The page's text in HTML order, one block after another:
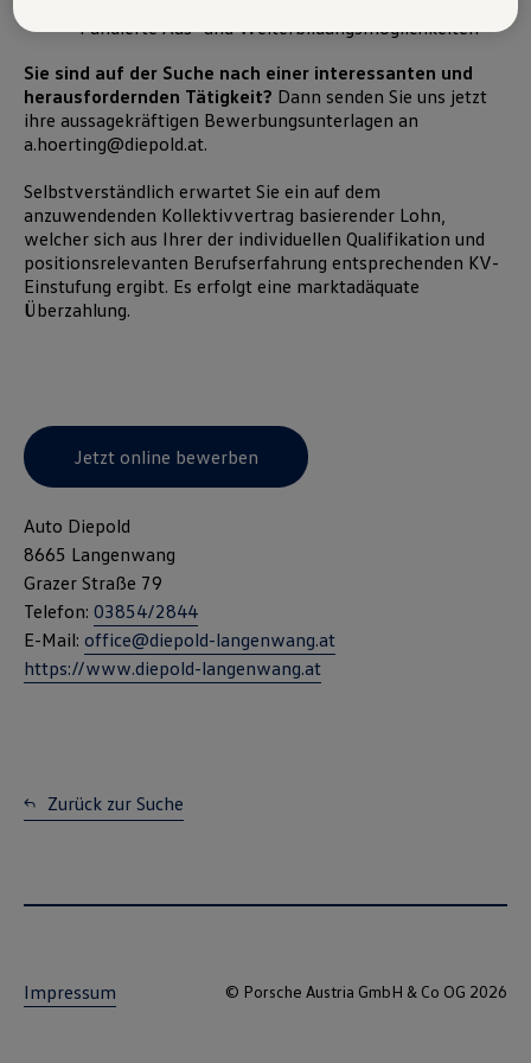
Fundierte Aus- und Weiterbildungsmöglichkeiten
Sie sind auf der Suche nach einer interessanten und
herausfordernden Tätigkeit? Dann senden Sie uns jetzt
ihre aussagekräftigen Bewerbungsunterlagen an
a.hoerting@diepold.at.
Selbstverständlich erwartet Sie ein auf dem
anzuwendenden Kollektivvertrag basierender Lohn,
welcher sich aus Ihrer der individuellen Qualifikation und
positionsrelevanten Berufserfahrung entsprechenden KV-
Einstufung ergibt. Es erfolgt eine marktadäquate
Überzahlung.
Jetzt online bewerben
Auto Diepold
8665 Langenwang
Grazer Straße 79
Telefon: 03854/2844
E-Mail: office@diepold-langenwang.at
https://www.diepold-langenwang.at
Zurück zur Suche
Impressum © Porsche Austria GmbH & Co OG 2026
Sie in der Cookie-Richtlinie oder in den Cookie-Einstellungen. Sie
Hinweis zu Cookies für Marketingzwecke:Cookies werden
verwendet um personalisierte Werbung auszuspielen. Sofern Sie über
einen von uns personalisierten Link auf unsere Website gelangen,
können Ihre erzeugten Daten, sofern Sie dem explizit zugestimmt
Händler bzw. im Falle eines Porsche Betriebs, Porsche Inter Auto
GmbH & Co KG, eingesehen werden.
VW Cookie-Richtlinien